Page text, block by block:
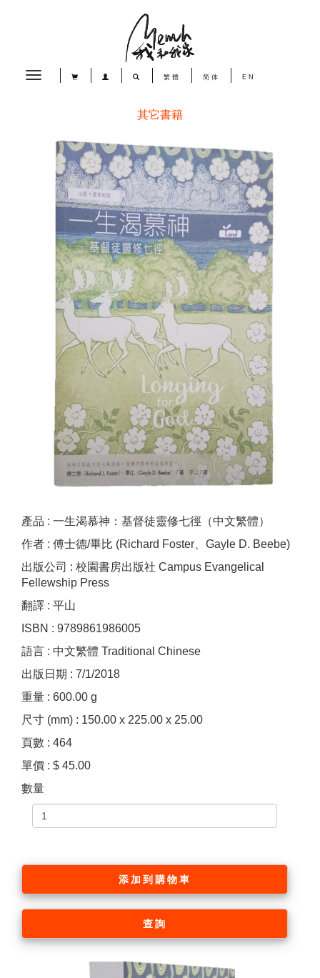
Toggle
繁體 简体 EN
其它書籍
產品 : 一生渴慕神：基督徒靈修七徑（中文繁體）
作者 : 傅士德/畢比 (Richard Foster、Gayle D. Beebe)
出版公司 : 校園書房出版社 Campus Evangelical
Fellewship Press
翻譯 : 平山
ISBN : 9789861986005
語言 : 中文繁體 Traditional Chinese
出版日期 : 7/1/2018
重量 : 600.00 g
尺寸 (mm) : 150.00 x 225.00 x 25.00
頁數 : 464
單價 : $ 45.00
數量
添加到購物車
查詢